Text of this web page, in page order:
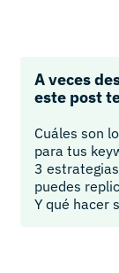
A veces
este post
Cuáles son
para tus
3
puedes
Y qué hacer